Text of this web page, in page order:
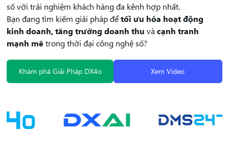
số với trải nghiệm khách hàng đa kênh hợp nhất.
Bạn đang tìm kiếm giải pháp đểtối ưu hóa hoạt động
kinh doanh, tăng trưởng doanh thu vàcạnh tranh
mạnh mẽtrong thời đại công nghệ số?
Khám phá Giải Pháp DX4o Xem Video